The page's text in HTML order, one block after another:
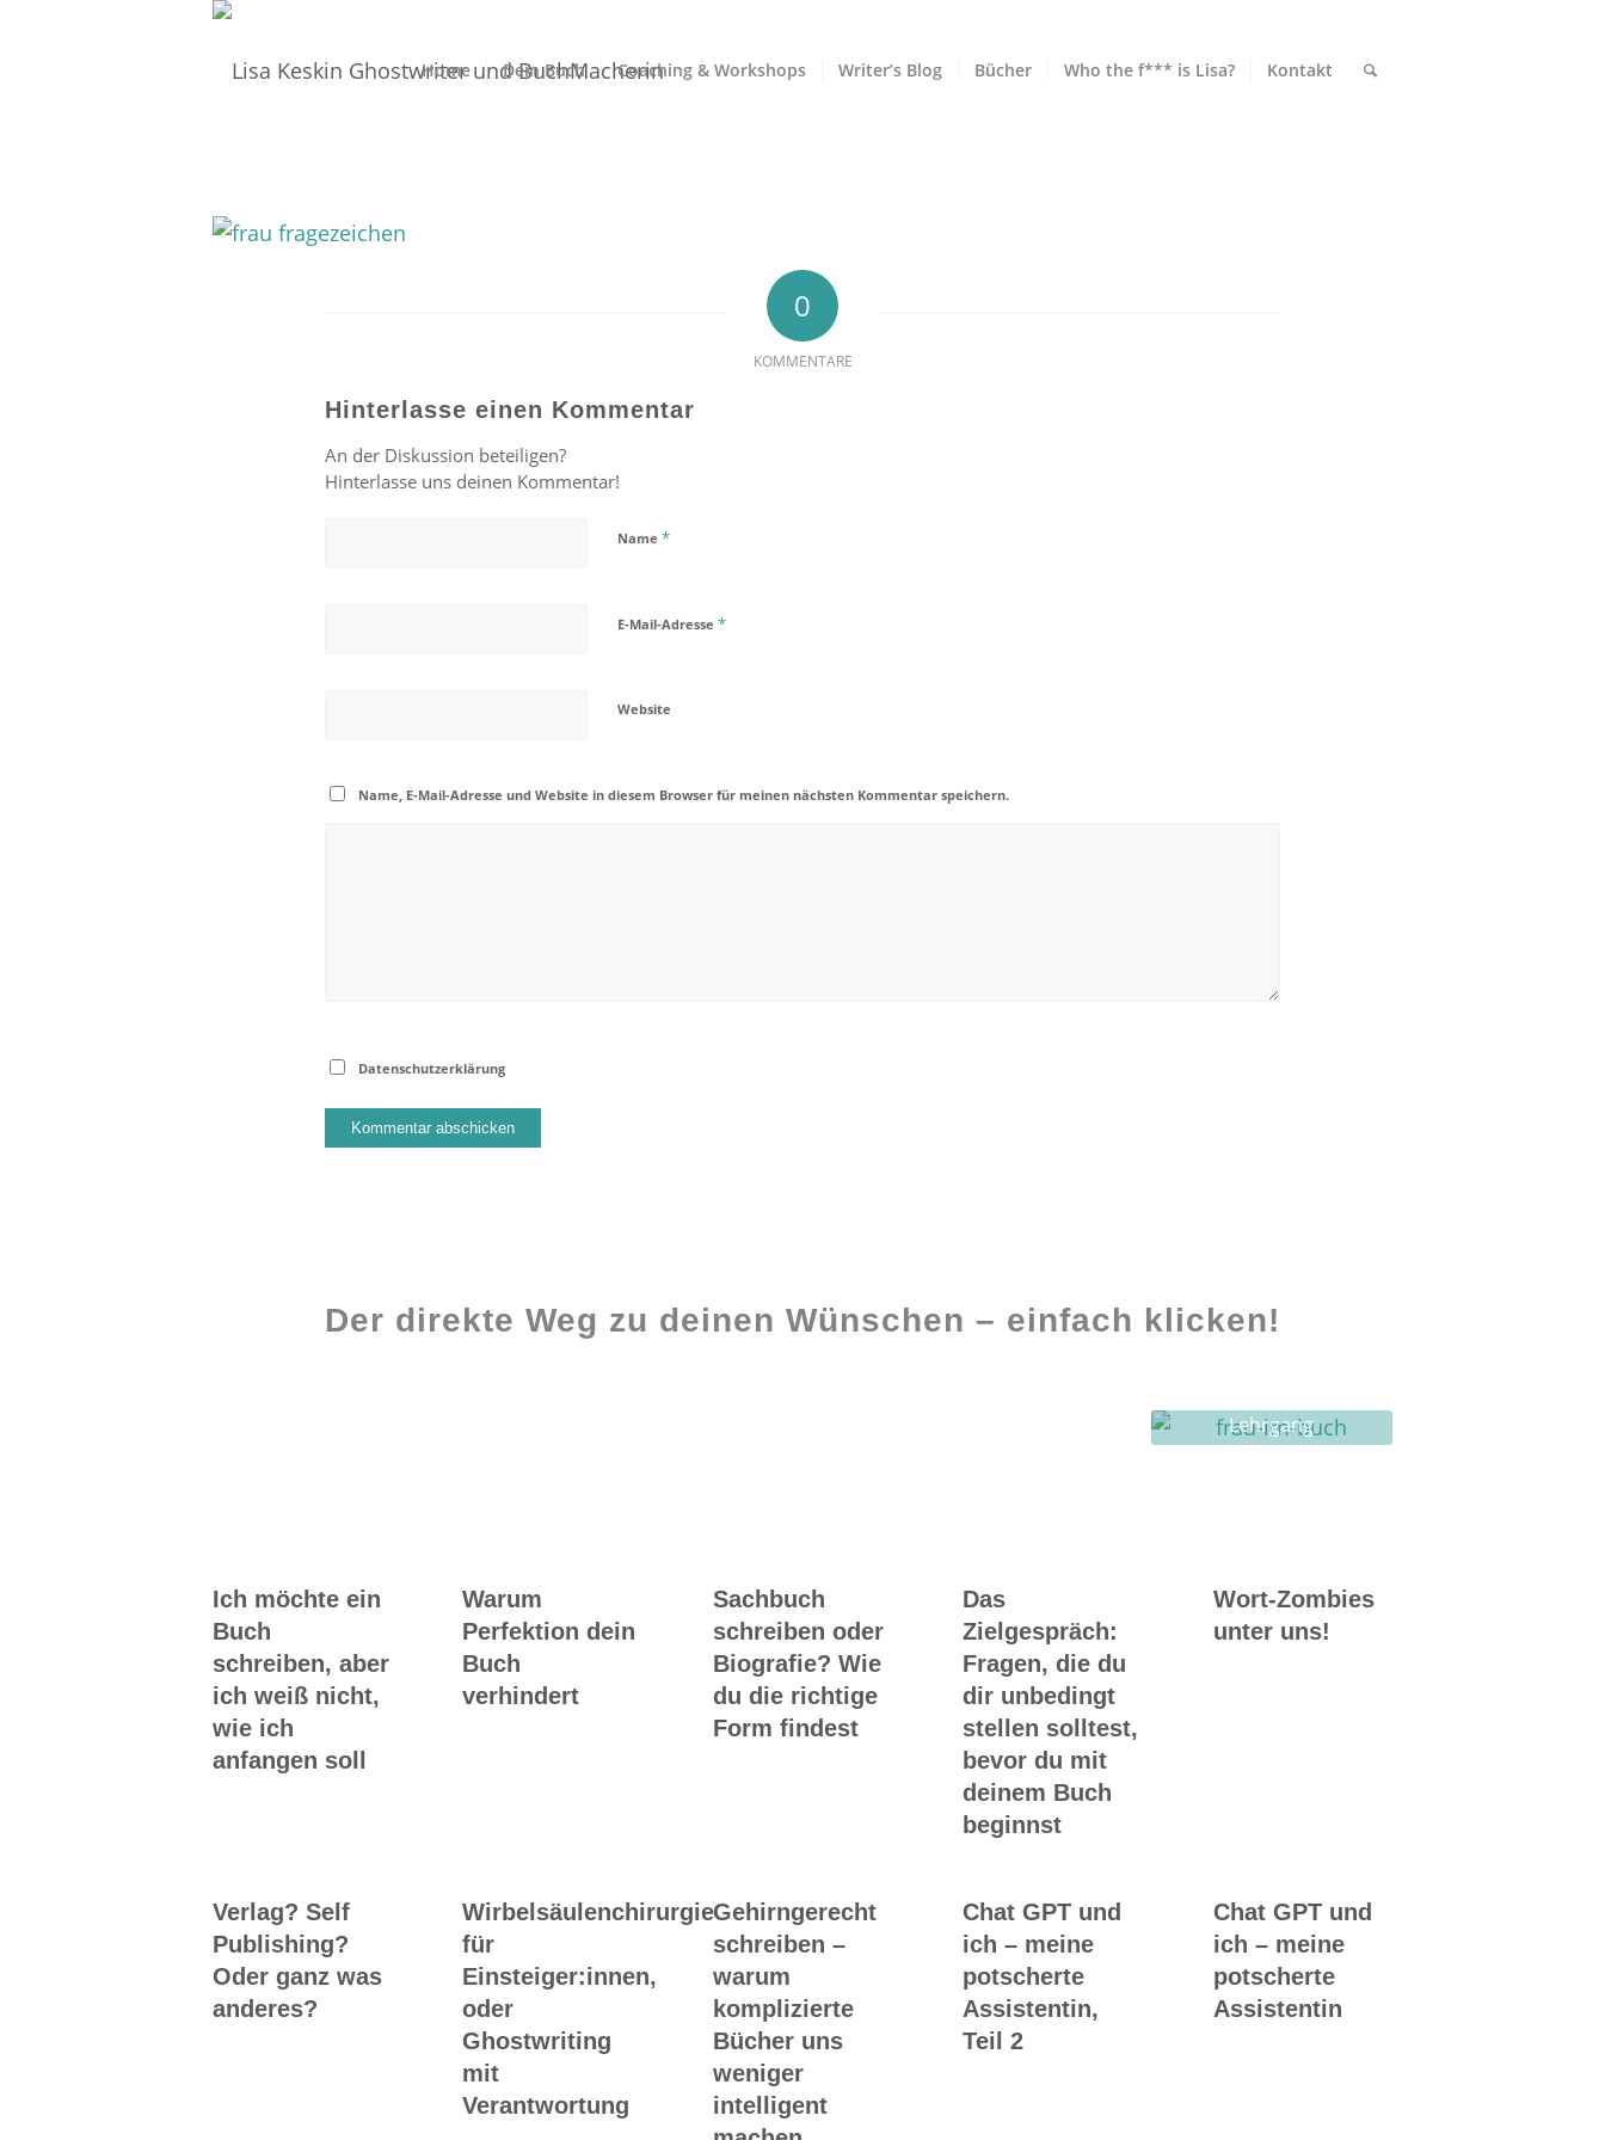
Home Dein Buch Coaching & Workshops Writer’s Blog Bücher Who the f*** is Lisa? Kontakt
0
KOMMENTARE
Hinterlasse einen Kommentar
An der Diskussion beteiligen?
Hinterlasse uns deinen Kommentar!
Name *
E-Mail-Adresse *
Website
Name, E-Mail-Adresse und Website in diesem Browser für meinen nächsten Kommentar speichern.
Datenschutzerklärung
Der direkte Weg zu deinen Wünschen – einfach klicken!
Lehrgang
Ghostwriting
Ich möchte ein
Buch
schreiben, aber
ich weiß nicht,
wie ich
anfangen soll
Warum
Perfektion dein
Buch
verhindert
Sachbuch
schreiben oder
Biografie? Wie
du die richtige
Form findest
Das
Zielgespräch:
Fragen, die du
dir unbedingt
stellen solltest,
bevor du mit
deinem Buch
beginnst
Wort-Zombies
unter uns!
Verlag? Self
Publishing?
Oder ganz was
anderes?
Wirbelsäulenchirurgie
für
Einsteiger:innen,
oder
Ghostwriting
mit
Verantwortung
Gehirngerecht
schreiben –
warum
komplizierte
Bücher uns
weniger
intelligent
Chat GPT und
ich – meine
potscherte
Assistentin,
Teil 2
Chat GPT und
ich – meine
potscherte
Assistentin